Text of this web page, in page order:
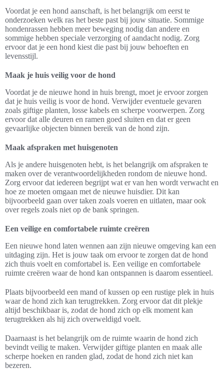
Voordat je een hond aanschaft, is het belangrijk om eerst te
onderzoeken welk ras het beste past bij jouw situatie. Sommige
hondenrassen hebben meer beweging nodig dan andere en
sommige hebben speciale verzorging of aandacht nodig. Zorg
ervoor dat je een hond kiest die past bij jouw behoeften en
levensstijl.
Maak je huis veilig voor de hond
Voordat je de nieuwe hond in huis brengt, moet je ervoor zorgen
dat je huis veilig is voor de hond. Verwijder eventuele gevaren
zoals giftige planten, losse kabels en scherpe voorwerpen. Zorg
ervoor dat alle deuren en ramen goed sluiten en dat er geen
gevaarlijke objecten binnen bereik van de hond zijn.
Maak afspraken met huisgenoten
Als je andere huisgenoten hebt, is het belangrijk om afspraken te
maken over de verantwoordelijkheden rondom de nieuwe hond.
Zorg ervoor dat iedereen begrijpt wat er van hen wordt verwacht en
hoe ze moeten omgaan met de nieuwe huisdier. Dit kan
bijvoorbeeld gaan over taken zoals voeren en uitlaten, maar ook
over regels zoals niet op de bank springen.
Een veilige en comfortabele ruimte creëren
Een nieuwe hond laten wennen aan zijn nieuwe omgeving kan een
uitdaging zijn. Het is jouw taak om ervoor te zorgen dat de hond
zich thuis voelt en comfortabel is. Een veilige en comfortabele
ruimte creëren waar de hond kan ontspannen is daarom essentieel.
Plaats bijvoorbeeld een mand of kussen op een rustige plek in huis
waar de hond zich kan terugtrekken. Zorg ervoor dat dit plekje
altijd beschikbaar is, zodat de hond zich op elk moment kan
terugtrekken als hij zich overweldigd voelt.
Daarnaast is het belangrijk om de ruimte waarin de hond zich
bevindt veilig te maken. Verwijder giftige planten en maak alle
scherpe hoeken en randen glad, zodat de hond zich niet kan
bezeren.